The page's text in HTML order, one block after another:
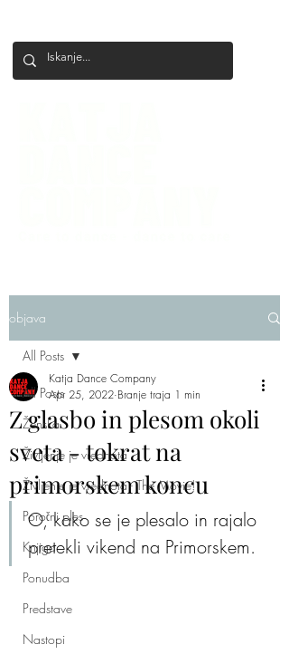
objava
All Posts
Ženska
Življenje je vrednota
Življenje je vrednota - The Movie!
Poročni ples
Knjiga
Ponudba
Predstave
Nastopi
All Posts
Z glasbo in plesom okoli
sveta - tokrat na
primorskem koncu
Katja Dance Company
Apr 25, 2022 Branje traja 1 min
O, kako se je plesalo in rajalo
pretekli vikend na Primorskem.